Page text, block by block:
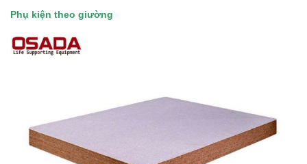
Phụ kiện theo giường